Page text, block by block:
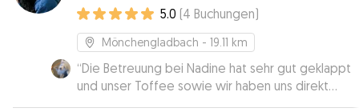
5.0 (4 Buchungen)
Mönchengladbach - 19.11 km
“Die Betreuung bei Nadine hat sehr gut geklappt
und unser Toffee sowie wir haben uns direkt
wohl gefühlt. Nadine war super sympathisch und